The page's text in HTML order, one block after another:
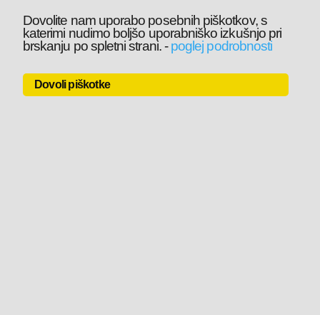
Dovolite nam uporabo posebnih piškotkov, s
katerimi nudimo boljšo uporabniško izkušnjo pri
brskanju po spletni strani.-poglej podrobnosti
Dovoli piškotke